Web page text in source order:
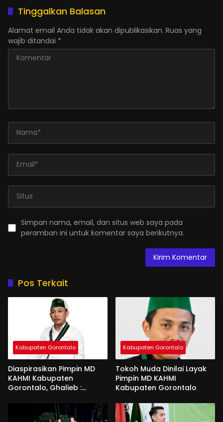
Tinggalkan Balasan
Alamat email Anda tidak akan dipublikasikan. Ruas yang
wajib ditandai *
Simpan nama, email, dan situs web saya pada
peramban ini untuk komentar saya berikutnya.
Pos Terkait
Kabupaten Gorontalo
Diaspirasikan Pimpin MD
KAHMI Kabupaten
Gorontalo, Ghalieb :
Kabupaten Gorontalo
Tokoh Muda Dinilai Layak
Pimpin MD KAHMI
Kabupaten Gorontalo